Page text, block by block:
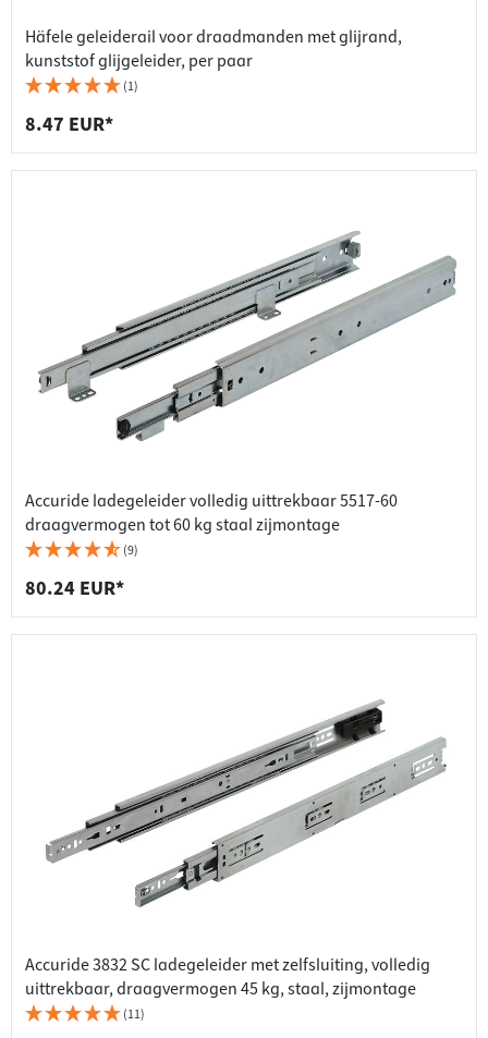
Häfele geleiderail voor draadmanden met glijrand,
kunststof glijgeleider, per paar
(1)
8.47 EUR*
Accuride ladegeleider volledig uittrekbaar 5517-60
draagvermogen tot 60 kg staal zijmontage
(9)
80.24 EUR*
Accuride 3832 SC ladegeleider met zelfsluiting, volledig
uittrekbaar, draagvermogen 45 kg, staal, zijmontage
(11)